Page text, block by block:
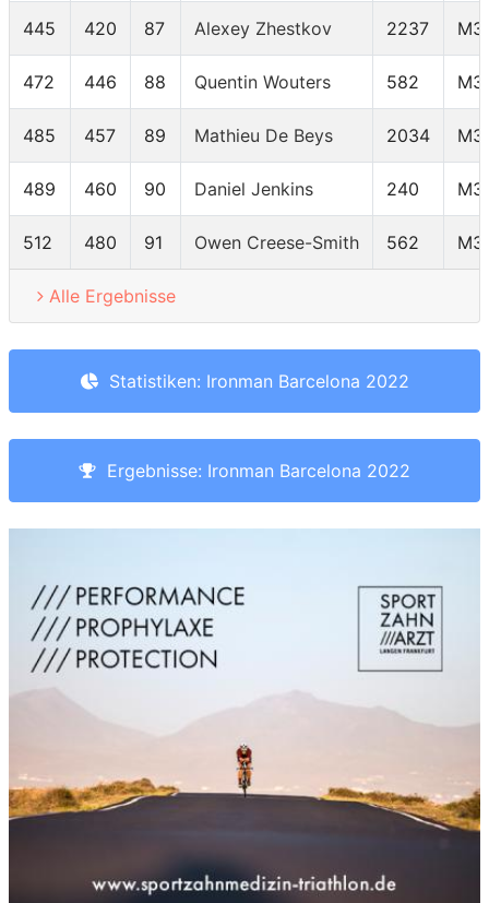
445 420 87 Alexey Zhestkov 2237
472 446 88 Quentin Wouters 582
485 457 89 Mathieu De Beys 2034
489 460 90 Daniel Jenkins 240
512 480 91 Owen Creese-Smith 562
Alle Ergebnisse
Statistiken: Ironman Barcelona 2022
Ergebnisse: Ironman Barcelona 2022